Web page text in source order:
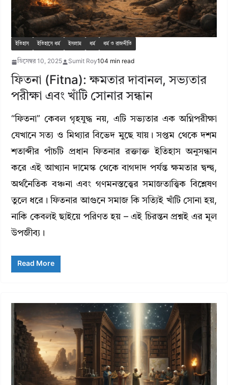
ইতিহাস ইতিহাসে ধর্ম ইসলাম ধর্ম ধর্ম ও রাজনীতি
ডিসেম্বর 10, 2025 Sumit Roy104 min read
ফিতনা (Fitna): ক্ষমতার দাবানল, সভ্যতার
পরীক্ষা এবং খাঁটি সোনার সন্ধান
“ফিতনা” কেবল গৃহযুদ্ধ নয়, এটি সভ্যতার এক অগ্নিপরীক্ষা
যেখানে সত্য ও মিথ্যার বিভেদ মুছে যায়। সপ্তম থেকে দশম
শতাব্দীর পাঁচটি প্রধান ফিতনার রক্তাক্ত ইতিহাস অনুসন্ধান
করে এই আখ্যান দামেস্ক থেকে বাগদাদ পর্যন্ত ক্ষমতার দ্বন্দ্ব,
অর্থনৈতিক বঞ্চনা এবং গণমনস্তত্ত্বের সমাজতাত্ত্বিক বিশ্লেষণ
তুলে ধরে। ফিতনার আগুনে সমাজ কি সত্যিই খাঁটি সোনা হয়,
নাকি কেবলই ছাইয়ে পরিণত হয় – এই চিরন্তন প্রশ্নই এর মূল
উপজীব্য।
Read More